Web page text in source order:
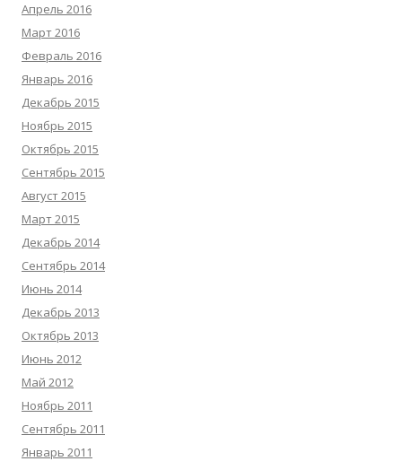
Апрель 2016
Март 2016
Февраль 2016
Январь 2016
Декабрь 2015
Ноябрь 2015
Октябрь 2015
Сентябрь 2015
Август 2015
Март 2015
Декабрь 2014
Сентябрь 2014
Июнь 2014
Декабрь 2013
Октябрь 2013
Июнь 2012
Май 2012
Ноябрь 2011
Сентябрь 2011
Январь 2011